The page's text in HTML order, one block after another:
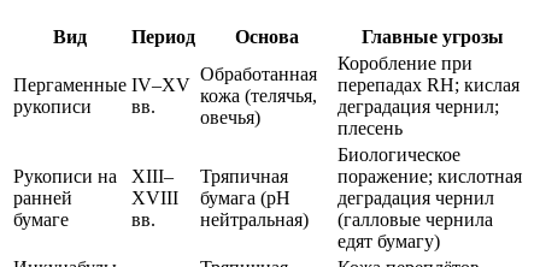
Вид Период Основа Главные угрозы
Пергаменные
рукописи
IV–XV
вв.
Обработанная
кожа (телячья,
овечья)
Коробление при
перепадах RH; кислая
деградация чернил;
плесень
Рукописи на
ранней
бумаге
XIII–
XVIII
вв.
Тряпичная
бумага (pH
нейтральная)
Биологическое
поражение; кислотная
деградация чернил
(галловые чернила
едят бумагу)